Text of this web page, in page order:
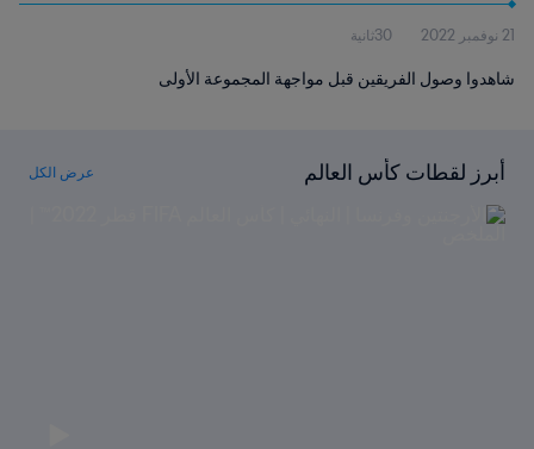
21 نوفمبر 2022 30ثانية
شاهدوا وصول الفريقين قبل مواجهة المجموعة الأولى
أبرز لقطات كأس العالم عرض الكل